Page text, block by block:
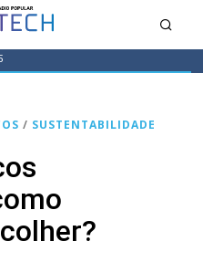
/ SUSTENTABILIDADE